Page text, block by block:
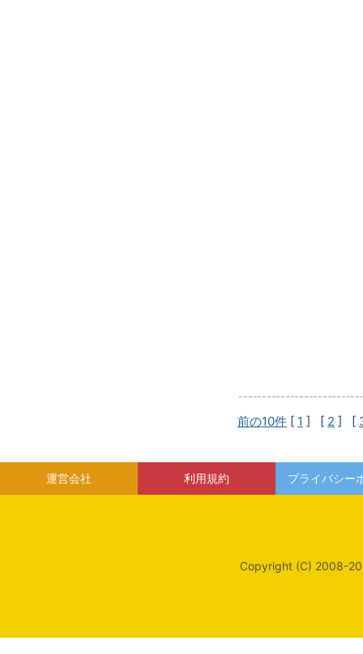
前の10件 [ 1 ] [ 2 ] [
運営会社 利用規約 プライバシー
Copyright (C) 2008-